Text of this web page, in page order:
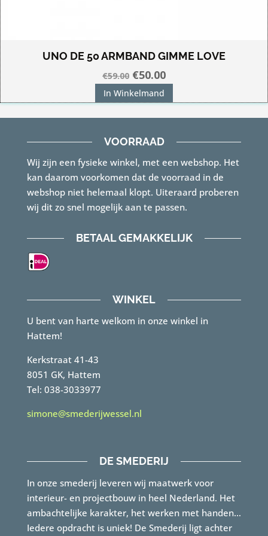
UNO DE 50 ARMBAND GIMME LOVE
€59.00 Oorspronkelijke
prijs
was:
€59.00.
€50.00Huidige
is:
€50.00.
In Winkelmand
VOORRAAD
Wij zijn een fysieke winkel, met een webshop. Het
kan daarom voorkomen dat de voorraad in de
webshop niet helemaal klopt. Uiteraard proberen
wij dit zo snel mogelijk aan te passen.
BETAAL GEMAKKELIJK
WINKEL
U bent van harte welkom in onze winkel in
Hattem!
Kerkstraat 41-43
8051 GK, Hattem
Tel: 038-3033977
simone@smederijwessel.nl
DE SMEDERIJ
In onze smederij leveren wij maatwerk voor
interieur- en projectbouw in heel Nederland. Het
ambachtelijke karakter, het werken met handen…
Iedere opdracht is uniek! De Smederij ligt achter